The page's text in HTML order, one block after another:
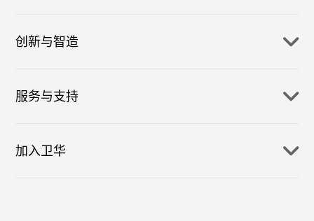
创新与智造
服务与支持
加入卫华